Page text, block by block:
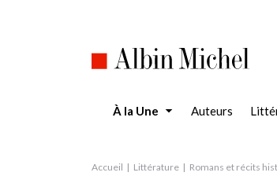
À la Une Auteurs
Accueil Littérature Romans et récits